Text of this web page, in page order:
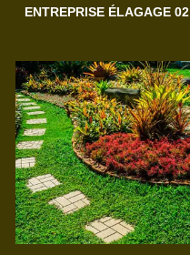
ENTREPRISE ÉLAGAGE 02